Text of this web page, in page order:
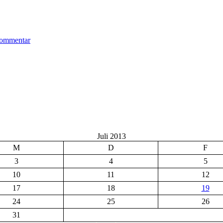
Aussichten
Juli 2013
M D F
3 4 5
10 11 12
17 18 19
24 25 26
31